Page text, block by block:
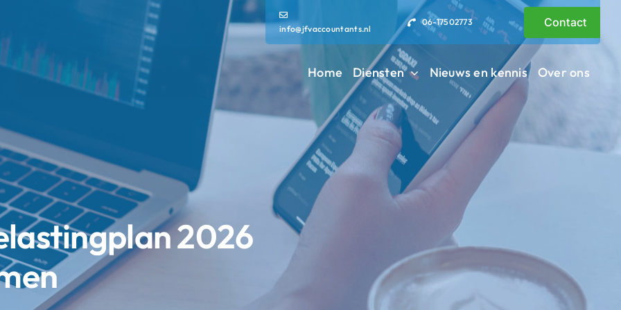
info@jfvaccountants.nl
06-17502773 Contact
Home Diensten Nieuws en kennis Over ons
2026